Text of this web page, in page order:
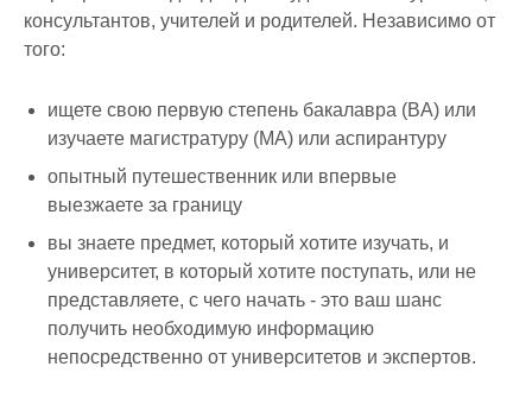
консультантов, учителей и родителей. Независимо от
того:
ищете свою первую степень бакалавра (BA) или
изучаете магистратуру (MA) или аспирантуру
опытный путешественник или впервые
выезжаете за границу
вы знаете предмет, который хотите изучать, и
университет, в который хотите поступать, или не
представляете, с чего начать - это ваш шанс
получить необходимую информацию
непосредственно от университетов и экспертов.